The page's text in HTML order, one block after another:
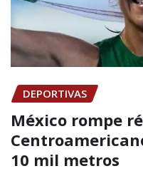
DEPORTIVAS
México rompe
10 mil metros